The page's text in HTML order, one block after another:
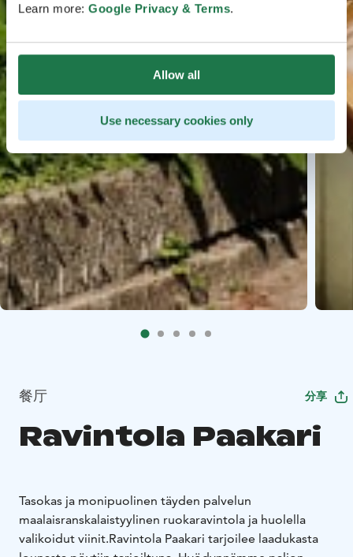
Learn more: Google Privacy & Terms.
Allow all
Use necessary cookies only
餐厅 分享
Ravintola Paakari
Tasokas ja monipuolinen täyden palvelun
maalaisranskalaistyylinen ruokaravintola ja huolella
valikoidut viinit.Ravintola Paakari tarjoilee laadukasta